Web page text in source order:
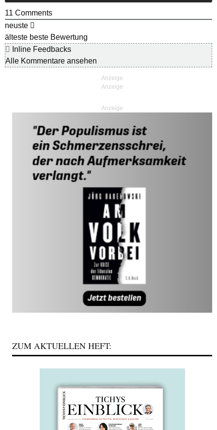
11 Comments
neuste
älteste beste Bewertung
Inline Feedbacks
Alle Kommentare ansehen
Anzeige
ZUM AKTUELLEN HEFT: